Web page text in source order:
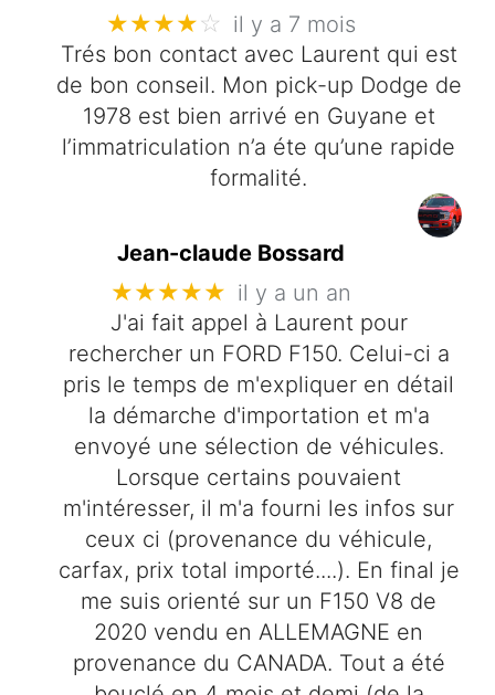
★★★★☆ il y a 7 mois
Trés bon contact avec Laurent qui est
de bon conseil. Mon pick-up Dodge de
1978 est bien arrivé en Guyane et
l’immatriculation n’a éte qu’une rapide
formalité.
Jean-claude Bossard
★★★★★ il y a un an
J'ai fait appel à Laurent pour
rechercher un FORD F150. Celui-ci a
pris le temps de m'expliquer en détail
la démarche d'importation et m'a
envoyé une sélection de véhicules.
Lorsque certains pouvaient
m'intéresser, il m'a fourni les infos sur
ceux ci (provenance du véhicule,
carfax, prix total importé....). En final je
me suis orienté sur un F150 V8 de
2020 vendu en ALLEMAGNE en
provenance du CANADA. Tout a été